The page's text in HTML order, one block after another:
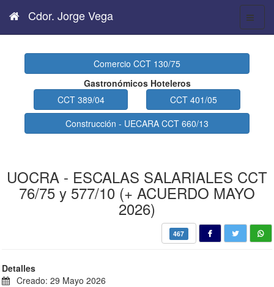
Cdor. Jorge Vega
Comercio CCT 130/75
Gastronómicos Hoteleros
CCT 389/04
CCT 401/05
Construcción - UECARA CCT 660/13
UOCRA - ESCALAS SALARIALES CCT
76/75 y 577/10 (+ ACUERDO MAYO
2026)
467
Detalles
Creado: 29 Mayo 2026